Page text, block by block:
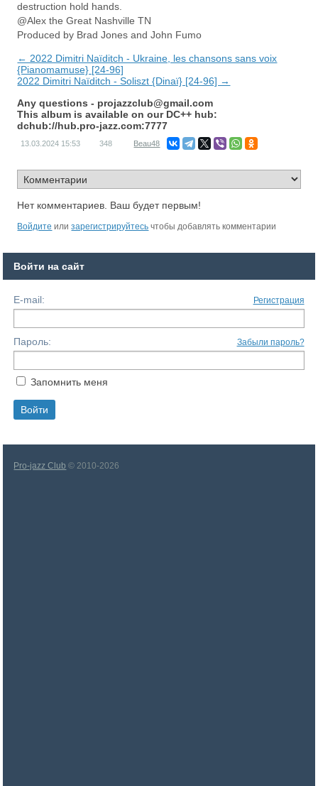
destruction hold hands.
@Alex the Great Nashville TN
Produced by Brad Jones and John Fumo
← 2022 Dimitri Naïditch - Ukraine, les chansons sans voix
{Pianomamuse} [24-96]
2022 Dimitri Naïditch - Soliszt {Dinaï} [24-96] →
Any questions - projazzclub@gmail.com
This album is available on our DC++ hub:
dchub://hub.pro-jazz.com:7777
13.03.2024 15:53 348 Beau48
Нет комментариев. Ваш будет первым!
Войдите илизарегистрируйтесь чтобы добавлять комментарии
Войти на сайт
E-mail: Регистрация
Пароль: Забыли пароль?
Запомнить меня
Pro-jazz Club © 2010-2026